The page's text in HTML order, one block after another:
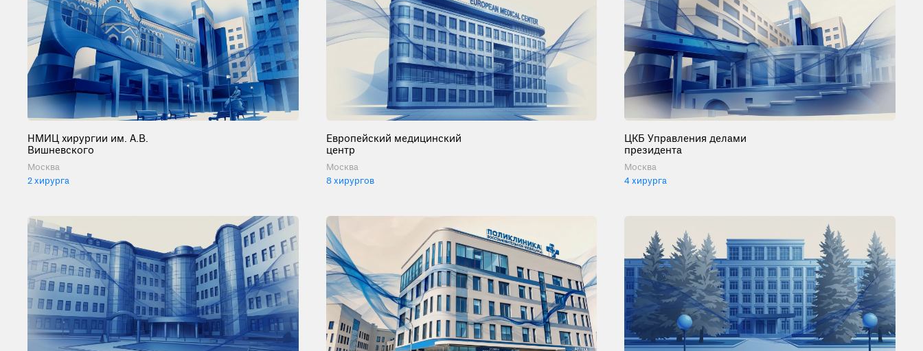
НМИЦ хирургии им. А.В.
Вишневского
Москва
2 хирурга
Европейский медицинский
центр
Москва
8 хирургов
ЦКБ Управления делами
президента
Москва
4 хирурга